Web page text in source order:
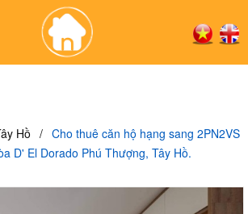
Hồ / Cho thuê căn hộ hạng sang 2PN2VS
D' El Dorado Phú Thượng, Tây Hồ.